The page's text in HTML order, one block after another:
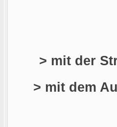
> mit der
> mit dem